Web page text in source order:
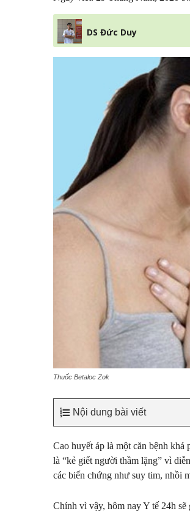
DS Đức Duy
Thuốc Betaloc Zok
Nội dung bài viết
Cao huyết áp là một căn bệnh
là “kẻ giết người thầm lặng” vì
các biến chứng như suy tim, nhồi
Chính vì vậy, hôm nay Y tế 24h